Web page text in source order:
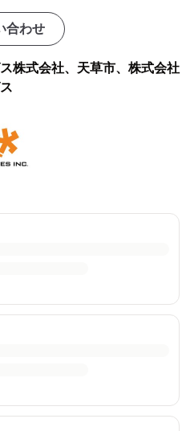
合わせ
株式会社、天草市、株式会社